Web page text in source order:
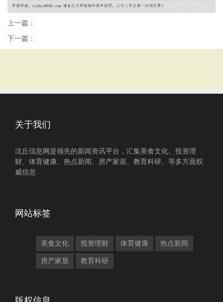
上一篇：
下一篇：
关于我们
沈丘信息网是领先的新闻资讯平台，汇集美食文化、投资理
财、体育健康、热点新闻、房产家居、教育科研、等多方面权
威信息
网站标签
美食文化 投资理财 体育健康 热点新闻
房产家居 教育科研